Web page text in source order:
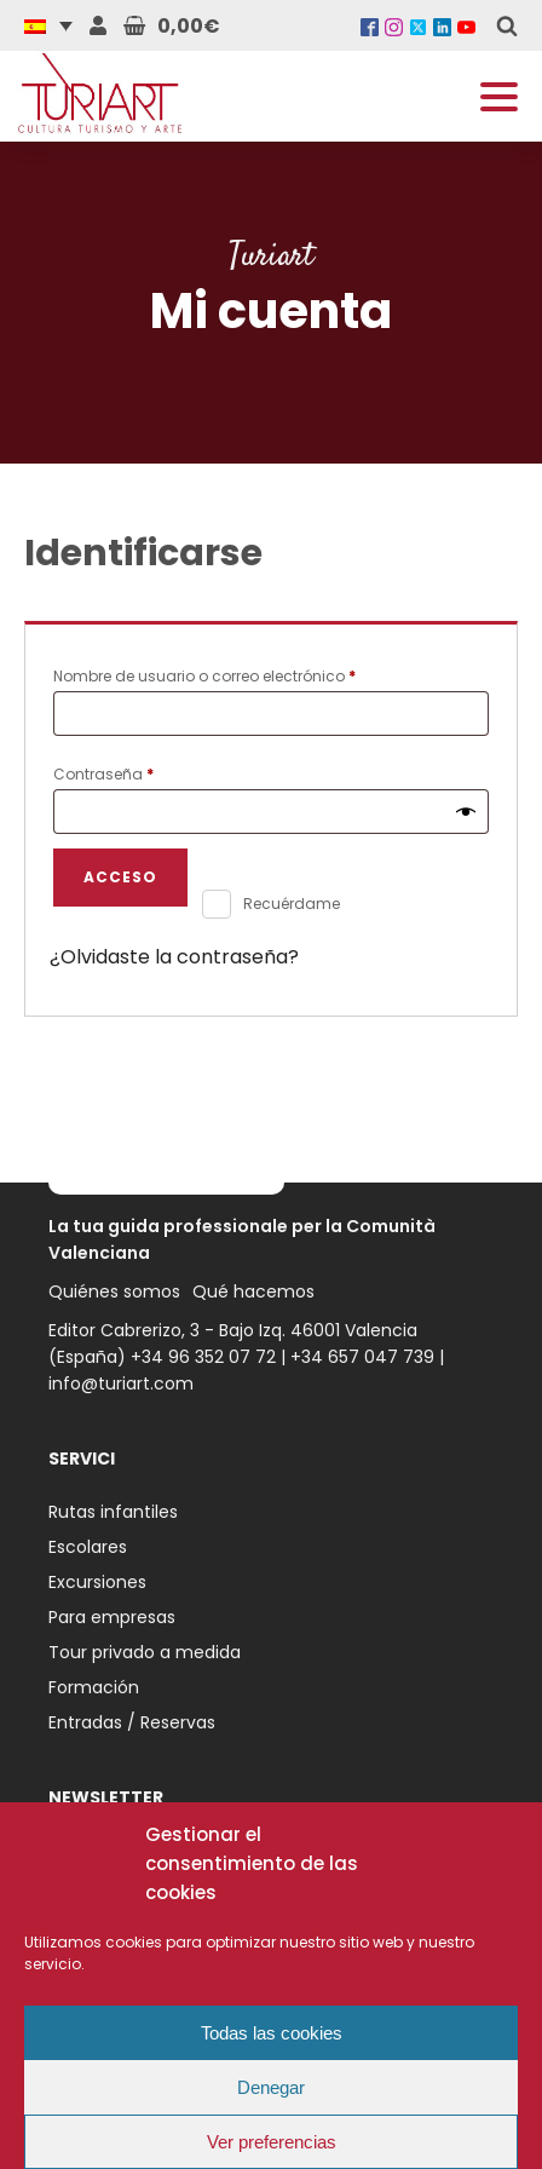
Gestionar el
consentimiento de las
cookies
Utilizamos cookies para optimizar nuestro sitio web y nuestro
servicio.
Todas las cookies
Denegar
Ver preferencias
0,00€
Turiart
Mi cuenta
Identificarse
Nombre de usuario o correo electrónico *
Contraseña *
Recuérdame
ACCESO
¿Olvidaste la contraseña?
La tua guida professionale per la Comunità
Valenciana
Quiénes somos Qué hacemos
Editor Cabrerizo, 3 - Bajo Izq. 46001 Valencia
(España) +34 96 352 07 72 | +34 657 047 739 |
info@turiart.com
SERVICI
Rutas infantiles
Escolares
Excursiones
Para empresas
Tour privado a medida
Formación
Entradas / Reservas
NEWSLETTER
Iscriviti alla nostra newsletter e non perdere le
nostre offerte e novità.
[mc4wp_form id="30663"]
Con la collaborazione di
Collaborazioni
Términos y condiciones de
uso